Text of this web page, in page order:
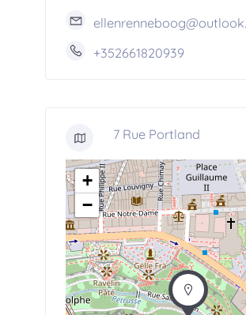
+352661820939
7 Rue Portland
+
−